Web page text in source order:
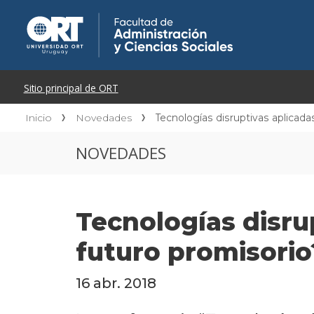
Inicio Novedades Tecnologías disruptivas
NOVEDADES
Tecnologías
futuro
16 abr. 2018